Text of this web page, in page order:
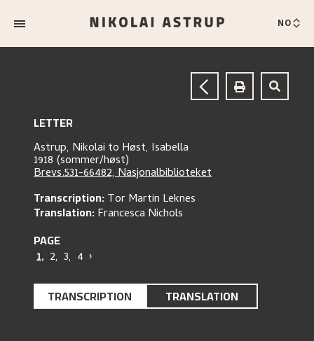
NO
LETTER
Astrup, Nikolai to Høst, Isabella
1918 (sommer/høst)
Brevs.531-66482, Nasjonalbiblioteket
Transcription:Tor Martin Leknes
Translation:Francesca Nichols
PAGE
1, 2, 3, 4 ›
TRANSCRIPTION TRANSLATION